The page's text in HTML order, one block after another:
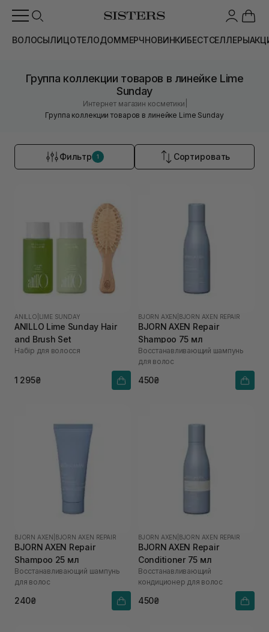
ВОЛОСЫЛИЦОТЕЛОДОММЕРЧНОВИНКИБЕСТСЕЛЛЕРЫ
Группа коллекции товаров в линейке Lime
Sunday
Интернет магазин косметики
Группа коллекции товаров в линейке Lime Sunday
Фильтр 1 Сортировать
ANILLO LIME SUNDAY
ANILLO Lime Sunday Hair
and Brush Set
Набір для волосся
1 295₴
BJORN AXEN BJORN AXEN REPAIR
BJORN AXEN Repair
Shampoo 75 мл
Восстанавливающий шампунь
для волос
450₴
BJORN AXEN BJORN AXEN REPAIR
BJORN AXEN Repair
Shampoo 25 мл
Восстанавливающий шампунь
для волос
240₴
BJORN AXEN BJORN AXEN REPAIR
BJORN AXEN Repair
Conditioner 75 мл
Восстанавливающий
кондиционер для волос
450₴